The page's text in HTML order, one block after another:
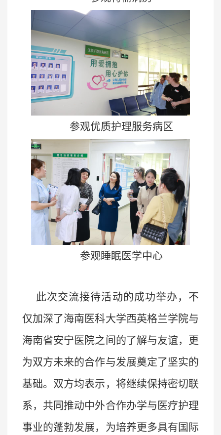
参观优质护理服务病区
参观睡眠医学中心
此次交流接待活动的成功举办，不
仅加深了海南医科大学西英格兰学院与
海南省安宁医院之间的了解与友谊，更
为双方未来的合作与发展奠定了坚实的
基础。双方均表示，将继续保持密切联
系，共同推动中外合作办学与医疗护理
事业的蓬勃发展，为培养更多具有国际